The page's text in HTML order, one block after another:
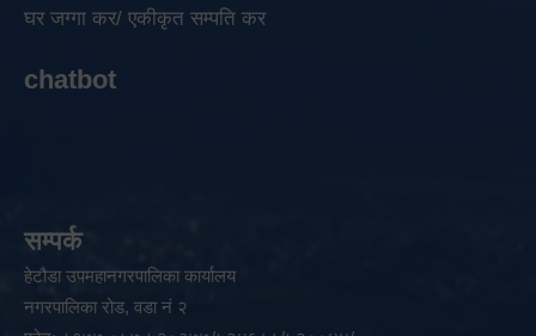
घर जग्गा कर/ एकीकृत सम्पति कर
chatbot
सम्पर्क
हेटौडा उपमहानगरपालिका कार्यालय
नगरपालिका रोड, वडा नं २